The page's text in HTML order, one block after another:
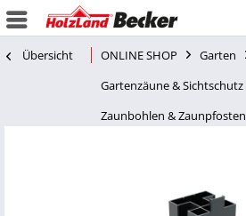
Übersicht ONLINE SHOP
Garten
Gartenzäune & Sichtschutz
Zaunbohlen & Zaunpfosten